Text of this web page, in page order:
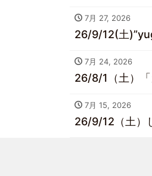
7月 27, 2026
26/9/12(土
7月 24, 2026
26/8/1（土）
7月 15, 2026
26/9/12（土）